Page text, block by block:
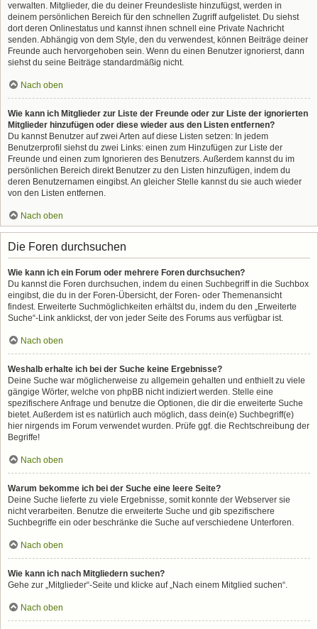
verwalten. Mitglieder, die du deiner Freundesliste hinzufügst, werden in
deinem persönlichen Bereich für den schnellen Zugriff aufgelistet. Du siehst
dort deren Onlinestatus und kannst ihnen schnell eine Private Nachricht
senden. Abhängig von dem Style, den du verwendest, können Beiträge deiner
Freunde auch hervorgehoben sein. Wenn du einen Benutzer ignorierst, dann
siehst du seine Beiträge standardmäßig nicht.
Nach oben
Wie kann ich Mitglieder zur Liste der Freunde oder zur Liste der ignorierten
Mitglieder hinzufügen oder diese wieder aus den Listen entfernen?
Du kannst Benutzer auf zwei Arten auf diese Listen setzen: In jedem
Benutzerprofil siehst du zwei Links: einen zum Hinzufügen zur Liste der
Freunde und einen zum Ignorieren des Benutzers. Außerdem kannst du im
persönlichen Bereich direkt Benutzer zu den Listen hinzufügen, indem du
deren Benutzernamen eingibst. An gleicher Stelle kannst du sie auch wieder
von den Listen entfernen.
Nach oben
Die Foren durchsuchen
Wie kann ich ein Forum oder mehrere Foren durchsuchen?
Du kannst die Foren durchsuchen, indem du einen Suchbegriff in die Suchbox
eingibst, die du in der Foren-Übersicht, der Foren- oder Themenansicht
findest. Erweiterte Suchmöglichkeiten erhältst du, indem du den „Erweiterte
Suche“-Link anklickst, der von jeder Seite des Forums aus verfügbar ist.
Nach oben
Weshalb erhalte ich bei der Suche keine Ergebnisse?
Deine Suche war möglicherweise zu allgemein gehalten und enthielt zu viele
gängige Wörter, welche von phpBB nicht indiziert werden. Stelle eine
spezifischere Anfrage und benutze die Optionen, die dir die erweiterte Suche
bietet. Außerdem ist es natürlich auch möglich, dass dein(e) Suchbegriff(e)
hier nirgends im Forum verwendet wurden. Prüfe ggf. die Rechtschreibung der
Begriffe!
Nach oben
Warum bekomme ich bei der Suche eine leere Seite?
Deine Suche lieferte zu viele Ergebnisse, somit konnte der Webserver sie
nicht verarbeiten. Benutze die erweiterte Suche und gib spezifischere
Suchbegriffe ein oder beschränke die Suche auf verschiedene Unterforen.
Nach oben
Wie kann ich nach Mitgliedern suchen?
Gehe zur „Mitglieder“-Seite und klicke auf „Nach einem Mitglied suchen“.
Nach oben